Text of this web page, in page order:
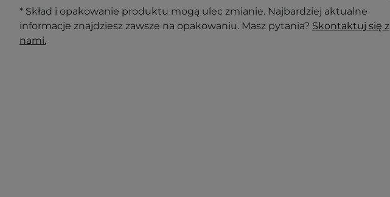
* Skład i opakowanie produktu mogą ulec zmianie. Najbardziej aktualne
informacje znajdziesz zawsze na opakowaniu. Masz pytania? Skontaktuj się z
nami.